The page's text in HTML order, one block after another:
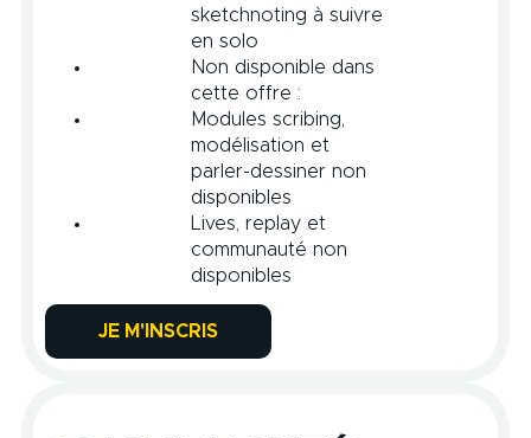
sketchnoting à suivre
en solo
Non disponible dans
cette offre :
Modules scribing,
modélisation et
parler-dessiner non
disponibles
Lives, replay et
communauté non
disponibles
JE M'INSCRIS